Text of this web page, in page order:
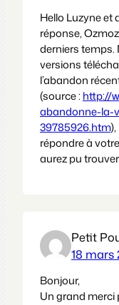
Hello Luzyne et
réponse,
derniers temps.
versions
l’abandon
(source : http://
abandonne-la-
39785926.htm
répondre à
aurez pu
Petit
18 mars
Bonjour,
Un grand merci